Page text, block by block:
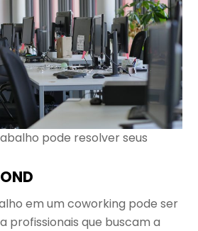
pode resolver seus
em um coworking pode ser
profissionais que buscam a